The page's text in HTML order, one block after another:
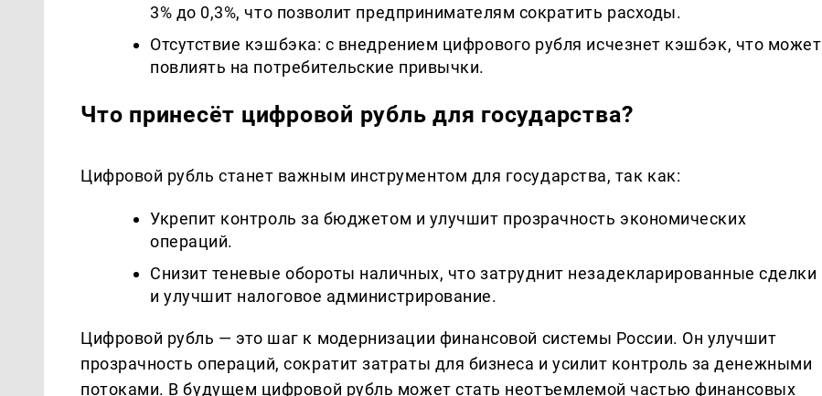
3% до 0,3%, что позволит предпринимателям сократить расходы.
Отсутствие кэшбэка: с внедрением цифрового рубля исчезнет кэшбэк, что может
повлиять на потребительские привычки.
Что принесёт цифровой рубль для государства?
Цифровой рубль станет важным инструментом для государства, так как:
Укрепит контроль за бюджетом и улучшит прозрачность экономических
операций.
Снизит теневые обороты наличных, что затруднит незадекларированные сделки
и улучшит налоговое администрирование.
Цифровой рубль — это шаг к модернизации финансовой системы России. Он улучшит
прозрачность операций, сократит затраты для бизнеса и усилит контроль за денежными
потоками. В будущем цифровой рубль может стать неотъемлемой частью финансовых